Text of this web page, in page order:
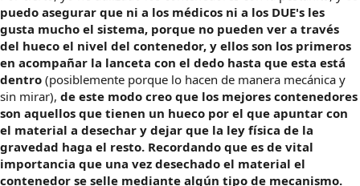
puedo asegurar que ni a los médicos ni a los DUE's les
gusta mucho el sistema, porque no pueden ver a través
del hueco el nivel del contenedor, y ellos son los primeros
en acompañar la lanceta con el dedo hasta que esta está
dentro (posiblemente porque lo hacen de manera mecánica y
sin mirar), de este modo creo que los mejores contenedores
son aquellos que tienen un hueco por el que apuntar con
el material a desechar y dejar que la ley física de la
gravedad haga el resto. Recordando que es de vital
importancia que una vez desechado el material el
contenedor se selle mediante algún tipo de mecanismo.